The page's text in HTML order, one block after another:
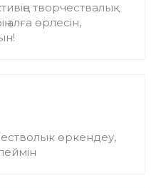
творчествалық
алға өрлесін,
өркендеу,